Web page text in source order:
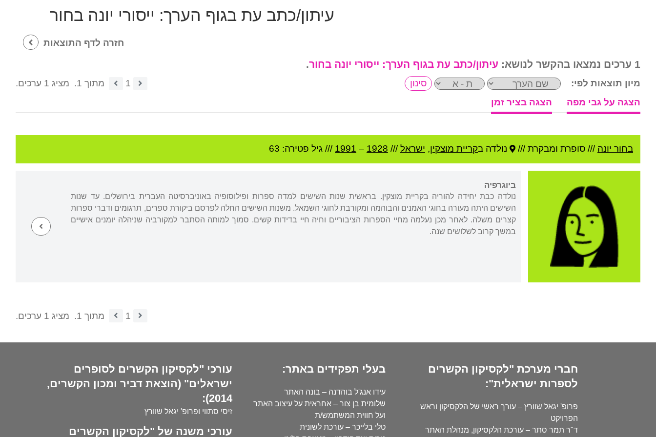
עיתון/כתב עת בגוף הערך: ייסורי יונה בחור
חזרה לדף התוצאות
1 ערכים נמצאו בהקשר לנושא: עיתון/כתב עת בגוף הערך: ייסורי יונה בחור.
מיון תוצאות לפי: 1 מתוך 1.
מציג 1 ערכים.
הצגה על גבי מפה
הצגה בציר זמן
בחור יונה /// סופרת ומבקרת /// נולדה בקריית מוצקין, ישראל///
1928
–
1991 /// גיל פטירה: 63
ביוגרפיה
נולדה כבת יחידה להוריה בקריית מוצקין. בראשית שנות השישים למדה ספרות ופילוסופיה באוניברסיטה העברית בירושלים. עד שנות
השישים היתה מעורה בחוגי האמנים והבוהמה ומקורבת לחוגי השמאל. משנות השישים החלה לפרסם ביקורת ספרים, תרגומים ודברי ספרות
קצרים משלה. לאחר מכן נעלמה מחיי הספרות הציבוריים וחיה חיי בדידות קשים. סמוך למותה הסתבר למקורביה שניהלה יומנים אישיים
במשך קרוב לשלושים שנה.
1 מתוך 1. מציג 1 ערכים.
חברי מערכת "לקסיקון הקשרים
לספרות ישראלית":
פרופ' יגאל שוורץ – עורך ראשי של הלקסיקון וראש
הפרויקט
ד"ר תמר סתר – עורכת הלקסיקון, מנהלת האתר
בעלי תפקידים באתר:
עידו אנג'ל בוהדנה – בונה האתר
שלומית בן צור – אחראית על עיצוב האתר
ועל חווית המשתמש/ת
טלי בלייכר – עורכת לשונית
עורכי "לקסיקון הקשרים לסופרים
ישראלים" (הוצאת דביר ומכון הקשרים,
2014):
זיסי סתווי ופרופ' יגאל שוורץ
עורכי משנה של "לקסיקון הקשרים